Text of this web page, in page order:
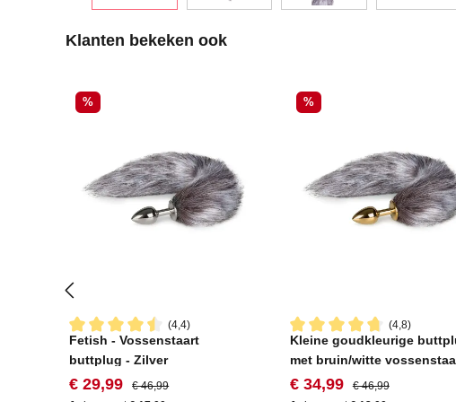
Productgalerij overslaan
Klanten bekeken ook
Korting
%
(4,4)
Gemiddelde waardering van 4.4 van 5 sterren
Fetish - Vossenstaart
buttplug - Zilver
Verkoopprijs:
€ 29,99 Normale prijs:
€ 46,99
Korting
%
(4,8)
Gemiddelde waardering
Kleine goudkleurige
met bruin/witte
Verkoopprijs:
€ 34,99 Normale prijs:
€ 46,99